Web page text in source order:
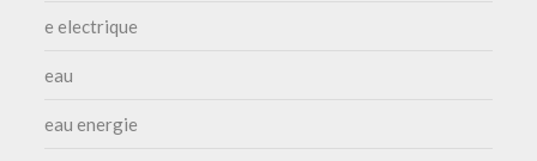
e electrique
eau
eau energie